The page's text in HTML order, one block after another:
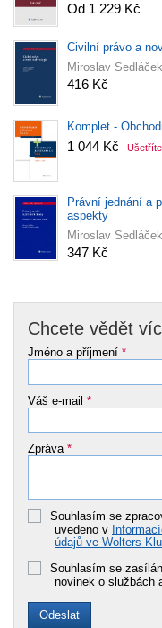
Od 1 229 Kč
Civilní právo a
Miroslav
416 Kč
Komplet -
1 044 Kč
Právní jednání a
aspekty
Miroslav
347 Kč
Chcete vědět
Jméno a příjmení *
Váš e-mail *
Zpráva *
Souhlasím se
uvedeno v
údajů ve Wolters
Souhlasím se
novinek o službách